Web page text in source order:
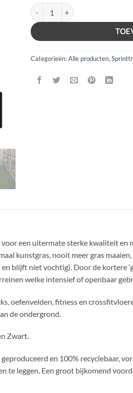
Sprinttrack UNI-Groen 2x10m
Categorieën:Alle producten,
een uitermate sterke kwaliteit en
kunstgras, nooit meer gras
blijft niet vochtig). Door de kortere
welke intensief of openbaar
oefenvelden, fitness en
de ondergrond.
Zwart.
en 100% recyclebaar,
te leggen. Een groot bijkomend